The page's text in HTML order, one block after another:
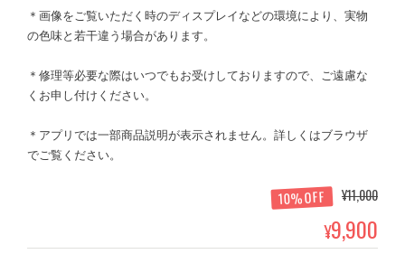
＊画像をご覧いただく時のディスプレイなどの環境により、実物
の色味と若干違う場合があります。
＊修理等必要な際はいつでもお受けしておりますので、ご遠慮な
くお申し付けください。
＊アプリでは一部商品説明が表示されません。詳しくはブラウザ
でご覧ください。
10%OFF ¥11,000
¥9,900